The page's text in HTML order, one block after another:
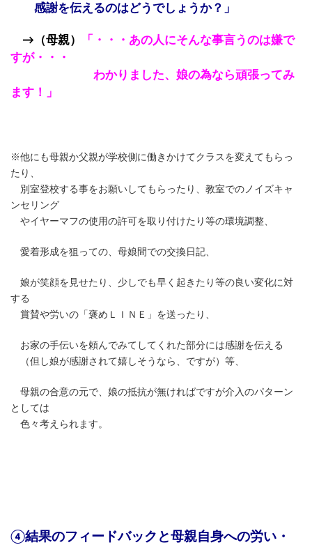
感謝を伝えるのはどうでしょうか？」
→（母親）
「・・・あの人にそんな事言うのは嫌で
すが・・・
わかりました、娘の為なら頑張ってみ
ます！」
※他にも母親か父親が学校側に働きかけてクラスを変えてもらっ
たり、
別室登校する事をお願いしてもらったり、教室でのノイズキャ
ンセリング
やイヤーマフの使用の許可を取り付けたり等の環境調整、
愛着形成を狙っての、母娘間での交換日記、
娘が笑顔を見せたり、少しでも早く起きたり等の良い変化に対
する
賞賛や労いの「褒めＬＩＮＥ」を送ったり、
お家の手伝いを頼んでみてしてくれた部分には感謝を伝える
（但し娘が感謝されて嬉しそうなら、ですが）等、
母親の合意の元で、娘の抵抗が無ければですが介入のパターン
としては
色々考えられます。
④結果のフィードバックと母親自身への労い・